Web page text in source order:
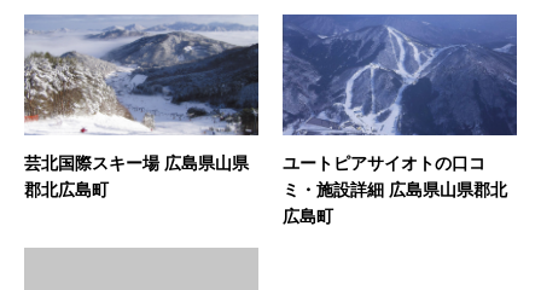
芸北国際スキー場 広島県山県
郡北広島町
ユートピアサイオトの口コ
ミ・施設詳細 広島県山県郡北
広島町